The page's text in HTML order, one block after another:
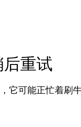
重试
它可能正忙着刷